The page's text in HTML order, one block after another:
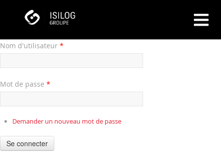
Nom d'utilisateur *
Mot de passe *
Demander un nouveau mot de passe
Se connecter